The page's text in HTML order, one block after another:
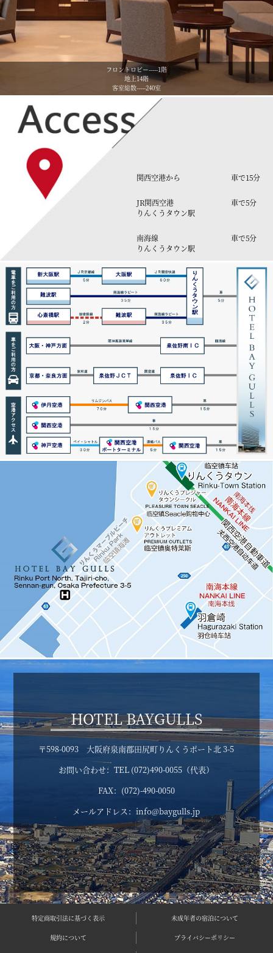
・クレジットカード
VISA MASTER
・銀聯・電子マネー
Wechatpay Alipay
関西空港から 車で15分
JR関西空港
りんくうタウン駅
車で5分
南海線
りんくうタウン駅
車で5分
HOTEL BAYGULLS
〒598-0093 大阪府泉南郡田尻町りんくうポート北 3-5
お問い合わせ：TEL (072)490-0055（代表）
FAX：(072)-490-0050
メールアドレス：info@baygulls.jp
特定商取引法に基づく表示 未成年者の宿泊について
規約について プライバシーポリシー